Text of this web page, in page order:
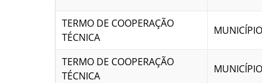
TERMO DE COOPERAÇÃO
TÉCNICA
TERMO DE COOPERAÇÃO
TÉCNICA